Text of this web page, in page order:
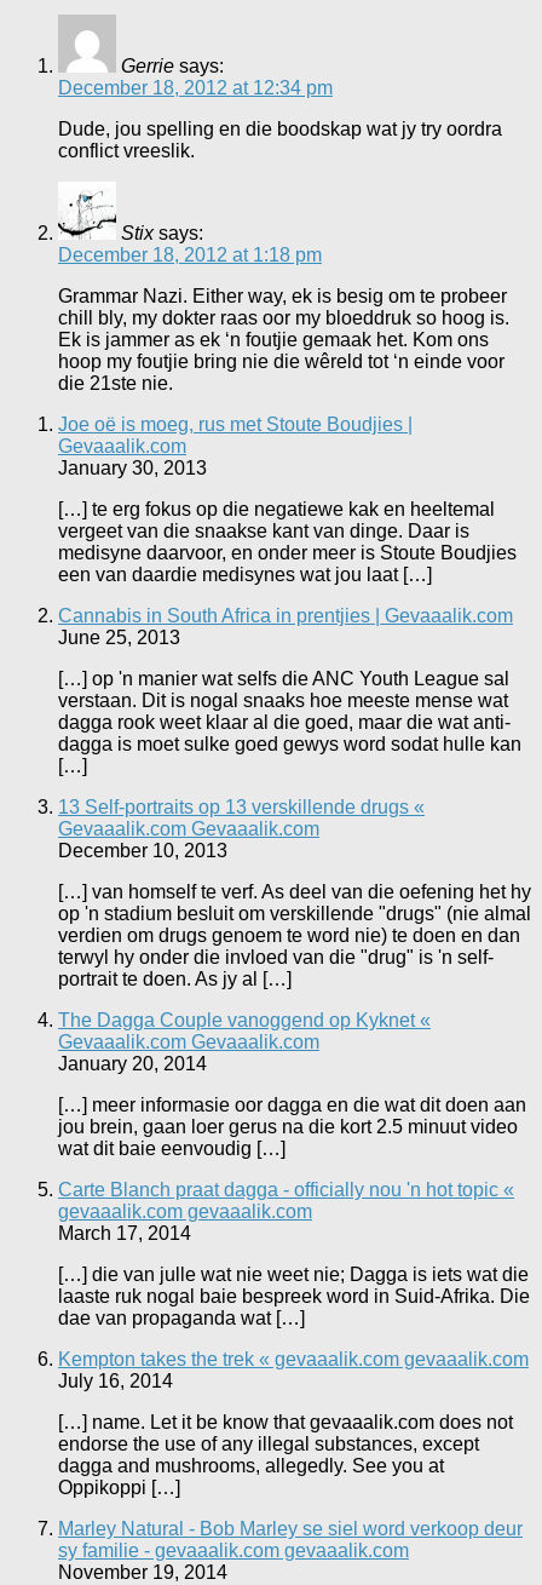
Gerrie says:
December 18, 2012 at 12:34 pm
Dude, jou spelling en die boodskap wat jy try oordra
conflict vreeslik.
Stix says:
December 18, 2012 at 1:18 pm
Grammar Nazi. Either way, ek is besig om te probeer
chill bly, my dokter raas oor my bloeddruk so hoog is.
Ek is jammer as ek ‘n foutjie gemaak het. Kom ons
hoop my foutjie bring nie die wêreld tot ‘n einde voor
die 21ste nie.
Joe oë is moeg, rus met Stoute Boudjies |
Gevaaalik.com
January 30, 2013
[…] te erg fokus op die negatiewe kak en heeltemal
vergeet van die snaakse kant van dinge. Daar is
medisyne daarvoor, en onder meer is Stoute Boudjies
een van daardie medisynes wat jou laat […]
Cannabis in South Africa in prentjies | Gevaaalik.com
June 25, 2013
[…] op 'n manier wat selfs die ANC Youth League sal
verstaan. Dit is nogal snaaks hoe meeste mense wat
dagga rook weet klaar al die goed, maar die wat anti-
dagga is moet sulke goed gewys word sodat hulle kan
[…]
13 Self-portraits op 13 verskillende drugs «
Gevaaalik.com Gevaaalik.com
December 10, 2013
[…] van homself te verf. As deel van die oefening het hy
op 'n stadium besluit om verskillende "drugs" (nie almal
verdien om drugs genoem te word nie) te doen en dan
terwyl hy onder die invloed van die "drug" is 'n self-
portrait te doen. As jy al […]
The Dagga Couple vanoggend op Kyknet «
Gevaaalik.com Gevaaalik.com
January 20, 2014
[…] meer informasie oor dagga en die wat dit doen aan
jou brein, gaan loer gerus na die kort 2.5 minuut video
wat dit baie eenvoudig […]
Carte Blanch praat dagga - officially nou 'n hot topic «
gevaaalik.com gevaaalik.com
March 17, 2014
[…] die van julle wat nie weet nie; Dagga is iets wat die
laaste ruk nogal baie bespreek word in Suid-Afrika. Die
dae van propaganda wat […]
Kempton takes the trek « gevaaalik.com gevaaalik.com
July 16, 2014
[…] name. Let it be know that gevaaalik.com does not
endorse the use of any illegal substances, except
dagga and mushrooms, allegedly. See you at
Oppikoppi […]
Marley Natural - Bob Marley se siel word verkoop deur
sy familie - gevaaalik.com gevaaalik.com
November 19, 2014